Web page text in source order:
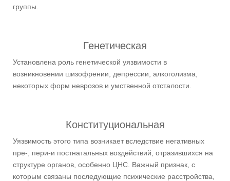
группы.
Генетическая
Установлена роль генетической уязвимости в
возникновении шизофрении, депрессии, алкоголизма,
некоторых форм неврозов и умственной отсталости.
Конституциональная
Уязвимость этого типа возникает вследствие негативных
пре-, пери-и постнатальных воздействий, отразившихся на
структуре органов, особенно ЦНС. Важный признак, с
которым связаны последующие психические расстройства,